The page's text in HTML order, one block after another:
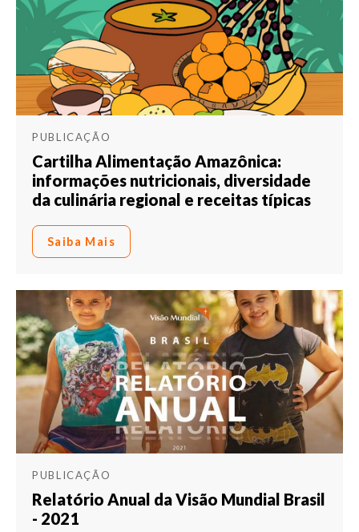
PUBLICAÇÃO
Cartilha Alimentação Amazônica:
informações nutricionais, diversidade
da culinária regional e receitas típicas
Saiba Mais
PUBLICAÇÃO
Relatório Anual da Visão Mundial Brasil
- 2021